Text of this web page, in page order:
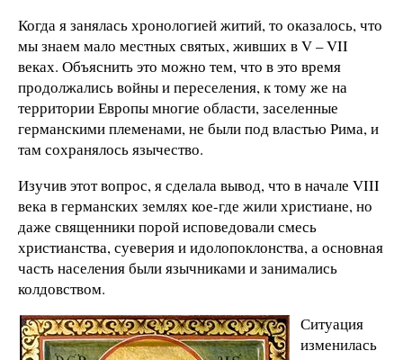
Когда я занялась хронологией житий, то оказалось, что
мы знаем мало местных святых, живших в V – VII
веках. Объяснить это можно тем, что в это время
продолжались войны и переселения, к тому же на
территории Европы многие области, заселенные
германскими племенами, не были под властью Рима, и
там сохранялось язычество.
Изучив этот вопрос, я сделала вывод, что в начале VIII
века в германских землях кое-где жили христиане, но
даже священники порой исповедовали смесь
христианства, суеверия и идолопоклонства, а основная
часть населения были язычниками и занимались
колдовством.
Ситуация
изменилась